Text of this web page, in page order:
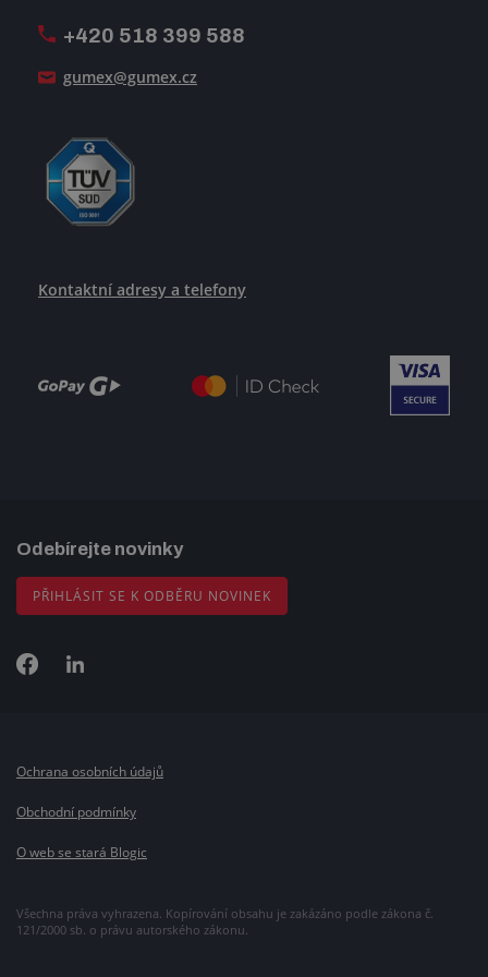
+420 518 399 588
gumex@gumex.cz
Kontaktní adresy a telefony
Odebírejte novinky
PŘIHLÁSIT SE K ODBĚRU NOVINEK
Všechna práva vyhrazena. Kopírování obsahu je zakázáno podle zákona č.
121/2000 sb. o právu autorského zákonu.
Ochrana osobních údajů
Obchodní podmínky
O web se stará Blogic